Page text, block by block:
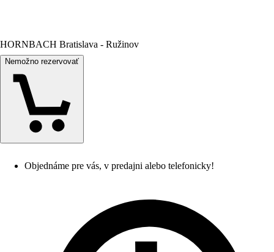
HORNBACH Bratislava - Ružinov
Nemožno rezervovať
Objednáme pre vás, v predajni alebo telefonicky!